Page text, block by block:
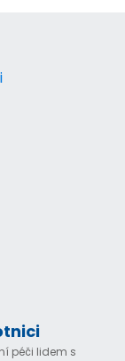
péči lidem s